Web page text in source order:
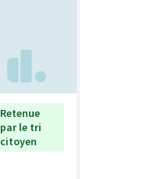
Retenue
par le tri
citoyen